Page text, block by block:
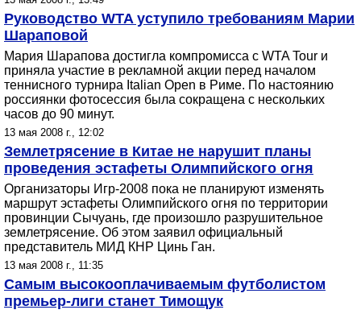
Руководство WTA уступило требованиям Марии
Шараповой
Мария Шарапова достигла компромисса с WTA Tour и
приняла участие в рекламной акции перед началом
теннисного турнира Italian Open в Риме. По настоянию
россиянки фотосессия была сокращена с нескольких
часов до 90 минут.
13 мая 2008 г., 12:02
Землетрясение в Китае не нарушит планы
проведения эстафеты Олимпийского огня
Организаторы Игр-2008 пока не планируют изменять
маршрут эстафеты Олимпийского огня по территории
провинции Сычуань, где произошло разрушительное
землетрясение. Об этом заявил официальный
представитель МИД КНР Цинь Ган.
13 мая 2008 г., 11:35
Самым высокооплачиваемым футболистом
премьер-лиги станет Тимощук